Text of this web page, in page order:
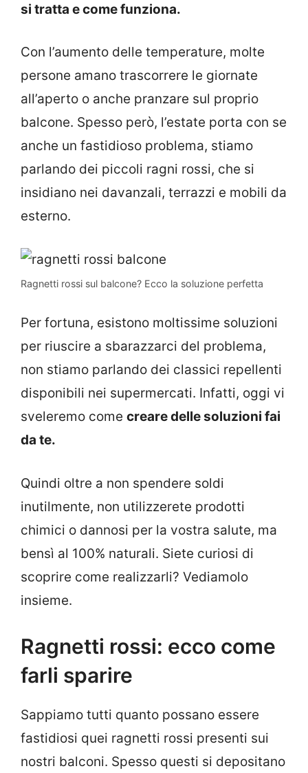
si tratta e come funziona.
Con l’aumento delle temperature, molte
persone amano trascorrere le giornate
all’aperto o anche pranzare sul proprio
balcone. Spesso però, l’estate porta con se
anche un fastidioso problema, stiamo
parlando dei piccoli ragni rossi, che si
insidiano nei davanzali, terrazzi e mobili da
esterno.
Ragnetti rossi sul balcone? Ecco la soluzione perfetta
Per fortuna, esistono moltissime soluzioni
per riuscire a sbarazzarci del problema,
non stiamo parlando dei classici repellenti
disponibili nei supermercati. Infatti, oggi vi
sveleremo come creare delle soluzioni fai
da te.
Quindi oltre a non spendere soldi
inutilmente, non utilizzerete prodotti
chimici o dannosi per la vostra salute, ma
bensì al 100% naturali. Siete curiosi di
scoprire come realizzarli? Vediamolo
insieme.
Ragnetti rossi: ecco come
farli sparire
Sappiamo tutti quanto possano essere
fastidiosi quei ragnetti rossi presenti sui
nostri balconi. Spesso questi si depositano